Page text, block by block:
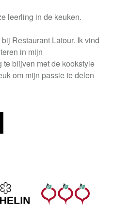
leerling in de keuken.
Restaurant Latour. Ik vind
in mijn
blijven met de kookstyle
om mijn passie te delen